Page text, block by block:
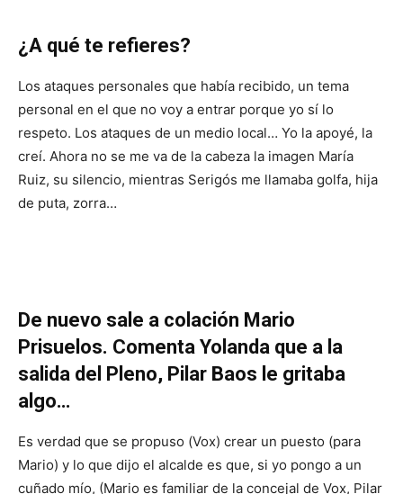
¿A qué te refieres?
Los ataques personales que había recibido, un tema
personal en el que no voy a entrar porque yo sí lo
respeto. Los ataques de un medio local… Yo la apoyé, la
creí. Ahora no se me va de la cabeza la imagen María
Ruiz, su silencio, mientras Serigós me llamaba golfa, hija
de puta, zorra…
De nuevo sale a colación Mario
Prisuelos. Comenta Yolanda que a la
salida del Pleno, Pilar Baos le gritaba
algo…
Es verdad que se propuso (Vox) crear un puesto (para
Mario) y lo que dijo el alcalde es que, si yo pongo a un
cuñado mío, (Mario es familiar de la concejal de Vox, Pilar